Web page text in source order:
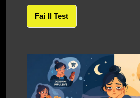
Fai Il Test